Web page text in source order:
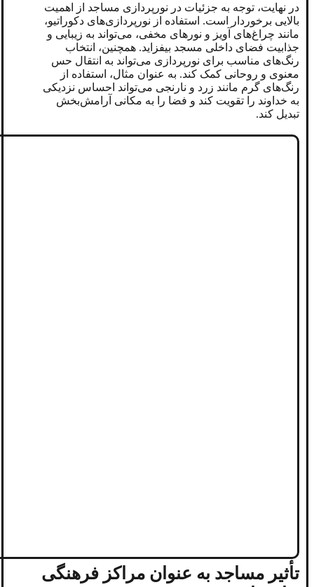
در نهایت، توجه به جزئیات در نورپردازی مساجد از اهمیت
بالایی برخوردار است. استفاده از نورپردازی‌های دکوراتیو،
مانند چراغ‌های آویز و نورهای مخفی، می‌تواند به زیبایی و
جذابیت فضای داخلی مسجد بیفزاید. همچنین، انتخاب
رنگ‌های مناسب برای نورپردازی می‌تواند به انتقال حس
معنوی و روحانی کمک کند. به عنوان مثال، استفاده از
رنگ‌های گرم مانند زرد و نارنجی می‌تواند احساس نزدیکی
به خداوند را تقویت کند و فضا را به مکانی آرامش‌بخش
تبدیل کند.
تأثیر مساجد به عنوان مراکز فرهنگی